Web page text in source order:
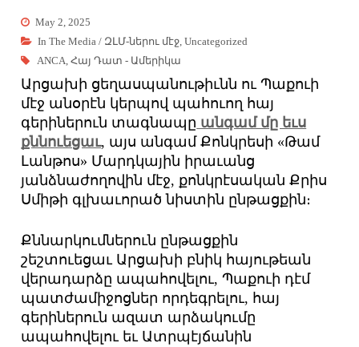
May 2, 2025
In The Media / ԶԼՄ-ներու մէջ,Uncategorized
ANCA,Հայ Դատ - Ամերիկա
Արցախի ցեղասպանութիւնն ու Պաքուի
մէջ անօրէն կերպով պահուող հայ
գերիներուն տագնապը անգամ մը եւս
քննուեցաւ, այս անգամ Քոնկրեսի «Թամ
Լանթոս» Մարդկային իրաւանց
յանձնաժողովին մէջ, քոնկրէսական Քրիս
Սմիթի գլխաւորած նիստին ընթացքին։
Քննարկումներուն ընթացքին
շեշտուեցաւ Արցախի բնիկ հայութեան
վերադարձը ապահովելու, Պաքուի դէմ
պատժամիջոցներ որդեգրելու, հայ
գերիներուն ազատ արձակումը
ապահովելու եւ Ատրպէյճանին